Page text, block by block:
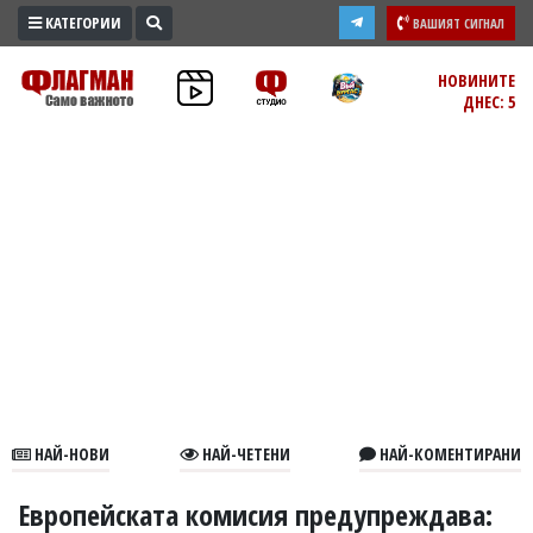
ПРОМО
ЗОНА
В
КАТЕГОРИИ ВАШИЯТ СИГНАЛ
НОВИНИТЕ
ДНЕС: 5
НАЙ-НОВИ НАЙ-ЧЕТЕНИ НАЙ-КОМЕНТИРАНИ
Европейската комисия предупреждава: